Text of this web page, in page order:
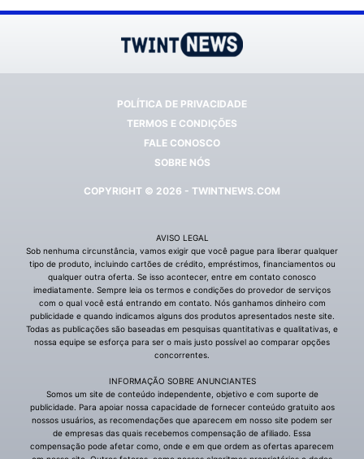
POLÍTICA DE PRIVACIDADE
TERMOS E CONDIÇÕES
FALE CONOSCO
SOBRE NÓS
COPYRIGHT © 2026 - TWINTNEWS.COM